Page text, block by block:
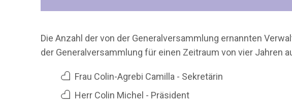
Die Anzahl der von der Generalversammlung ernannten
der Generalversammlung für einen Zeitraum von vier Jahren
Frau Colin-Agrebi Camilla - Sekretärin
Herr Colin Michel - Präsident